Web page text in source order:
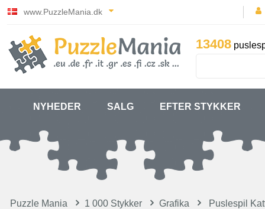
www.PuzzleMania.dk
13408
NYHEDER SALG EFTER STYKKER
Puzzle Mania 1 000 Stykker Grafika Puslespil